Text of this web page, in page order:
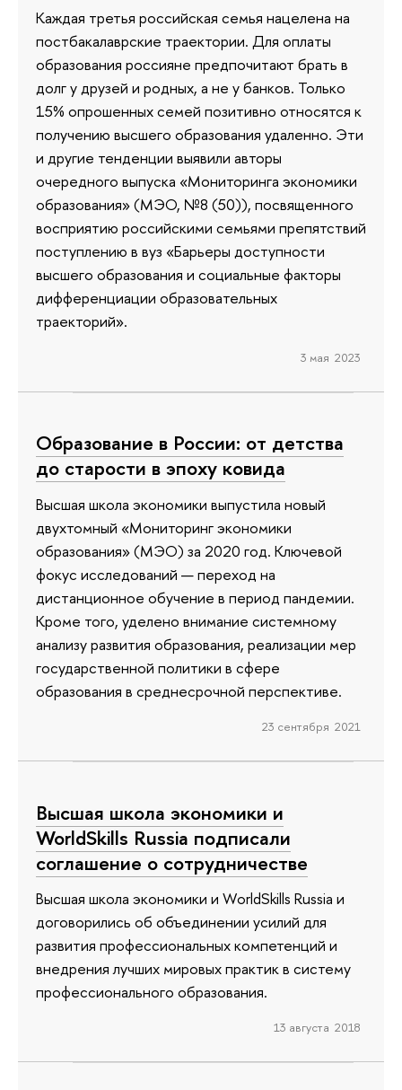
Каждая третья российская семья нацелена на
постбакалаврские траектории. Для оплаты
образования россияне предпочитают брать в
долг у друзей и родных, а не у банков. Только
15% опрошенных семей позитивно относятся к
получению высшего образования удаленно. Эти
и другие тенденции выявили авторы
очередного выпуска «Мониторинга экономики
образования» (МЭО, №8 (50)), посвященного
восприятию российскими семьями препятствий
поступлению в вуз «Барьеры доступности
высшего образования и социальные факторы
дифференциации образовательных
траекторий».
3 мая 2023
Образование в России: от детства
до старости в эпоху ковида
Высшая школа экономики выпустила новый
двухтомный «Мониторинг экономики
образования» (МЭО) за 2020 год. Ключевой
фокус исследований — переход на
дистанционное обучение в период пандемии.
Кроме того, уделено внимание системному
анализу развития образования, реализации мер
государственной политики в сфере
образования в среднесрочной перспективе.
23 сентября 2021
Высшая школа экономики и
WorldSkills Russia подписали
соглашение о сотрудничестве
Высшая школа экономики и WorldSkills Russia и
договорились об объединении усилий для
развития профессиональных компетенций и
внедрения лучших мировых практик в систему
профессионального образования.
13 августа 2018